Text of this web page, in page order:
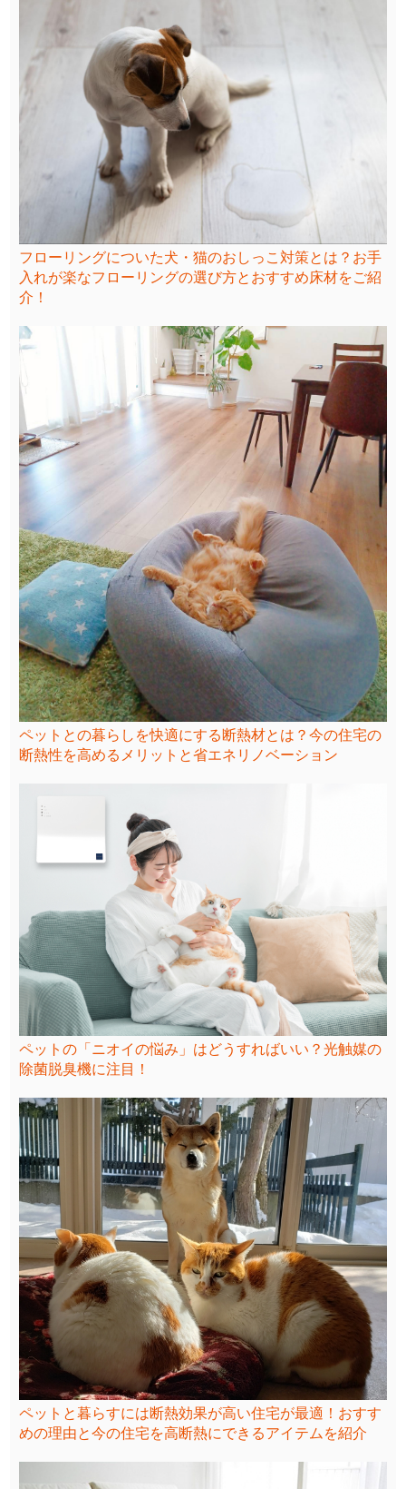
フローリングについた犬・猫のおしっこ対策とは？お手
入れが楽なフローリングの選び方とおすすめ床材をご紹
介！
ペットとの暮らしを快適にする断熱材とは？今の住宅の
断熱性を高めるメリットと省エネリノベーション
ペットの「ニオイの悩み」はどうすればいい？光触媒の
除菌脱臭機に注目！
ペットと暮らすには断熱効果が高い住宅が最適！おすす
めの理由と今の住宅を高断熱にできるアイテムを紹介